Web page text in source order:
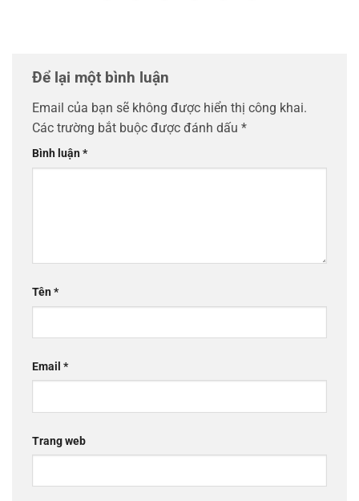
Để lại một bình luận
Email của bạn sẽ không được hiển thị công khai.
Các trường bắt buộc được đánh dấu *
Bình luận*
Tên*
Email *
Trang web